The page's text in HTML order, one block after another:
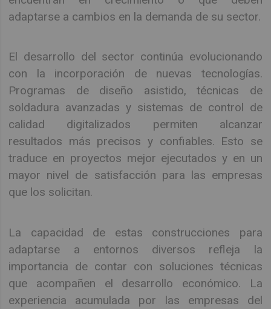
adaptarse a cambios en la demanda de su sector.
El desarrollo del sector continúa evolucionando
con la incorporación de nuevas tecnologías.
Programas de diseño asistido, técnicas de
soldadura avanzadas y sistemas de control de
calidad digitalizados permiten alcanzar
resultados más precisos y confiables. Esto se
traduce en proyectos mejor ejecutados y en un
mayor nivel de satisfacción para las empresas
que los solicitan.
La capacidad de estas construcciones para
adaptarse a entornos diversos refleja la
importancia de contar con soluciones técnicas
que acompañen el desarrollo económico. La
experiencia acumulada por las empresas del